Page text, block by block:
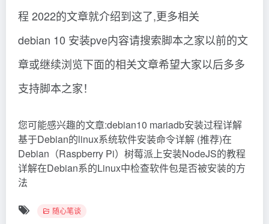
程 2022的文章就介绍到这了,更多相关
debian 10 安装pve内容请搜索脚本之家以前的文
章或继续浏览下面的相关文章希望大家以后多多
支持脚本之家！
您可能感兴趣的文章:debian10 mariadb安装过程详解
基于Debian的linux系统软件安装命令详解 (推荐)在
Debian（Raspberry Pi）树莓派上安装NodeJS的教程
详解在Debian系的Linux中检查软件包是否被安装的方
法
随心笔谈